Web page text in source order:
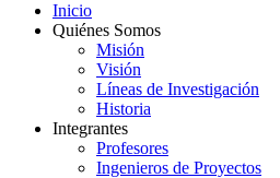
Inicio
Quiénes Somos
Misión
Visión
Líneas de Investigación
Historia
Integrantes
Profesores
Ingenieros de Proyectos